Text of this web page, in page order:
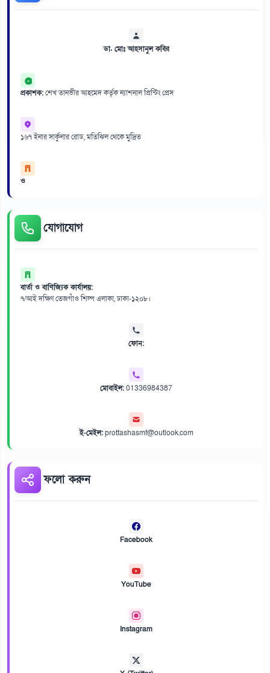
ডা. মোঃ আহসানুল কবির
প্রকাশক:শেখ তানভীর আহমেদ কর্তৃক ন্যাশনাল প্রিন্টিং প্রেস
১৬৭ ইনার সার্কুলার রোড, মতিঝিল থেকে মুদ্রিত
ও
যোগাযোগ
বার্তা ও বাণিজ্যিক কার্যালয়:
৭/আই দক্ষিণ তেজগাঁও শিল্প এলাকা, ঢাকা-১২০৮।
ফোন:
মোবাইল:01336984387
ই-মেইল:prottashasmf@outlook.com
ফলো করুন
Facebook
YouTube
Instagram